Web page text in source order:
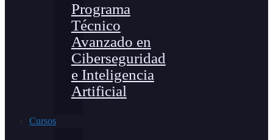
Programa
Técnico
Avanzado en
Ciberseguridad
e Inteligencia
Artificial
Cursos